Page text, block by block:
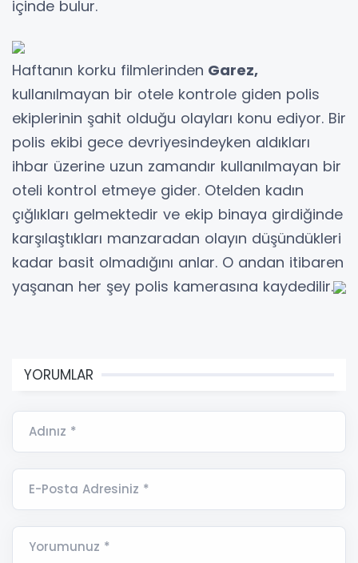
içinde bulur.
Haftanın korku filmlerinden Garez,
kullanılmayan bir otele kontrole giden polis
ekiplerinin şahit olduğu olayları konu ediyor. Bir
polis ekibi gece devriyesindeyken aldıkları
ihbar üzerine uzun zamandır kullanılmayan bir
oteli kontrol etmeye gider. Otelden kadın
çığlıkları gelmektedir ve ekip binaya girdiğinde
karşılaştıkları manzaradan olayın düşündükleri
kadar basit olmadığını anlar. O andan itibaren
yaşanan her şey polis kamerasına kaydedilir.
YORUMLAR
Adınız *
E-Posta Adresiniz *
Yorumunuz *